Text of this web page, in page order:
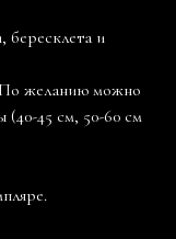
бересклета и
По желанию можно
(40-45 см, 50-60 см